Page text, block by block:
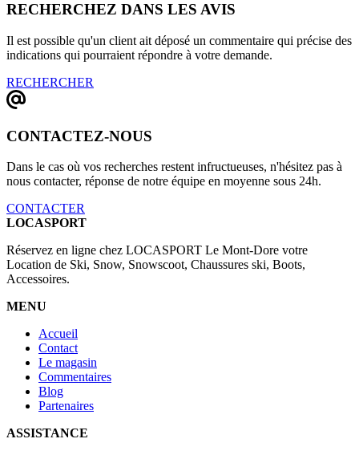
RECHERCHEZ DANS LES AVIS
Il est possible qu'un client ait déposé un commentaire qui précise des
indications qui pourraient répondre à votre demande.
RECHERCHER
CONTACTEZ-NOUS
Dans le cas où vos recherches restent infructueuses, n'hésitez pas à
nous contacter, réponse de notre équipe en moyenne sous 24h.
CONTACTER
LOCASPORT
Réservez en ligne chez LOCASPORT Le Mont-Dore votre
Location de Ski, Snow, Snowscoot, Chaussures ski, Boots,
Accessoires.
MENU
Accueil
Contact
Le magasin
Commentaires
Blog
Partenaires
ASSISTANCE